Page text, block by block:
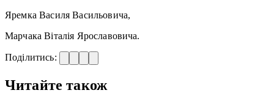
Яремка Василя Васильовича,
Марчака Віталія Ярославовича.
Поділитись:
Читайте також